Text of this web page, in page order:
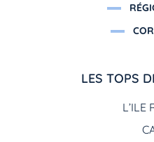
LES TOPS
L’ILE